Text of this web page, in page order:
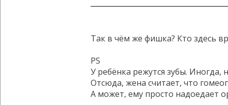
Так в чём же фишка? Кто здесь
PS
У ребёнка режутся зубы.
Отсюда, жена считает, что
А может, ему просто надоедает